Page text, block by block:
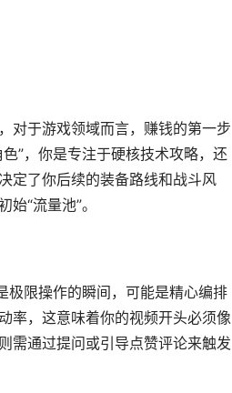
对于游戏领域而言，赚钱的第一步
”，你是专注于硬核技术攻略，还
定了你后续的装备路线和战斗风
“流量池”。
极限操作的瞬间，可能是精心编排
率，这意味着你的视频开头必须像
需通过提问或引导点赞评论来触发